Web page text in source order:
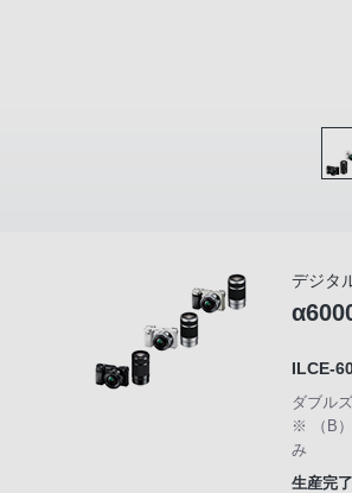
デジタ
ILCE-
ダブル
※ （B
み
生産完了